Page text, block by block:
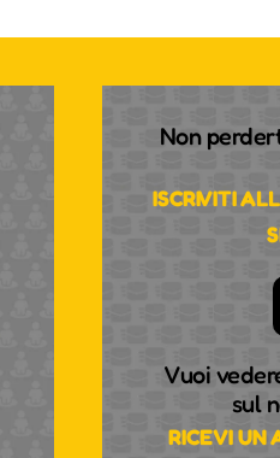
Non
ISCRIVITI
Vuoi
sul
RICEVI UN